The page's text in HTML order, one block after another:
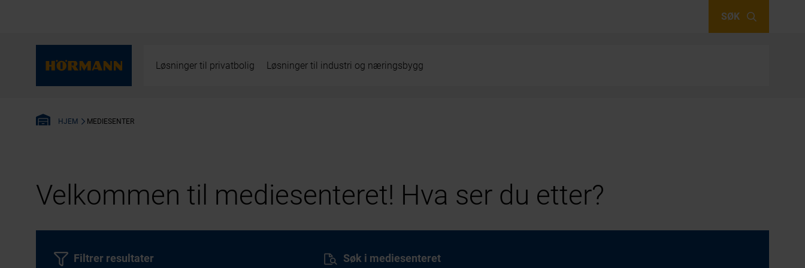
SØK
Løsninger til privatbolig Løsninger til industri og næringsbygg
HJEM MEDIESENTER
Velkommen til mediesenteret! Hva ser du etter?
Søk i mediesenteret
Filtrer resultater